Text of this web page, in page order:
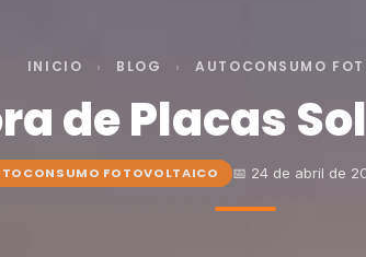
INICIO › BLOG › AUTOCONSUMO
de Placas
FOTOVOLTAICO 📅 24 de abril de